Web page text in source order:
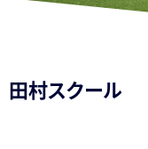
田村スクール